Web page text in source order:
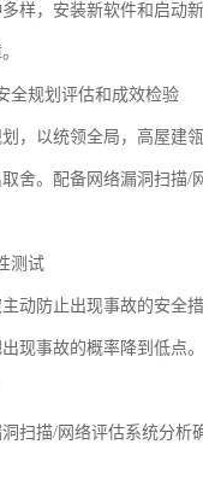
样，安装新软件和启动
全规划评估和成效检验
，以统领全局，高屋建
舍。配备网络漏洞扫描
测试
动防止出现事故的安全
现事故的概率降到低点
扫描/网络评估系统分